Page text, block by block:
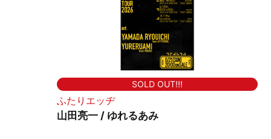
SOLD OUT!!!
ふたりエッヂ
山田亮一 / ゆれるあみ